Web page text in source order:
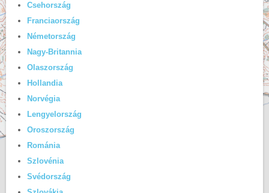
Csehország
Franciaország
Németország
Nagy-Britannia
Olaszország
Hollandia
Norvégia
Lengyelország
Oroszország
Románia
Szlovénia
Svédország